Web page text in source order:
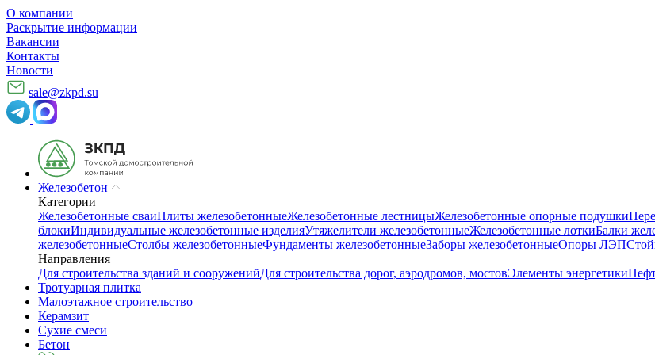
О компании
Раскрытие информации
Вакансии
Контакты
Новости
sale@zkpd.su
Железобетон
Категории
Железобетонные сваиПлиты железобетонныеЖелезобетонные лестницыЖелезобетонные опорные подушки
блокиИндивидуальные железобетонные изделияУтяжелители железобетонныеЖелезобетонные лоткиБалки
железобетонныеСтолбы железобетонныеФундаменты железобетонныеЗаборы железобетонныеОпоры ЛЭП
Направления
Для строительства зданий и сооруженийДля строительства дорог, аэродромов, мостовЭлементы энергетики
Тротуарная плитка
Малоэтажное строительство
Керамзит
Сухие смеси
Бетон